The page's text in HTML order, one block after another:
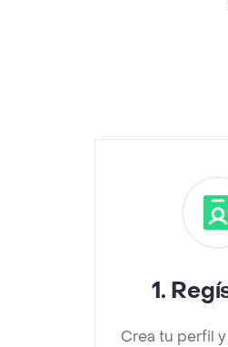
1.
Crea tu perfil